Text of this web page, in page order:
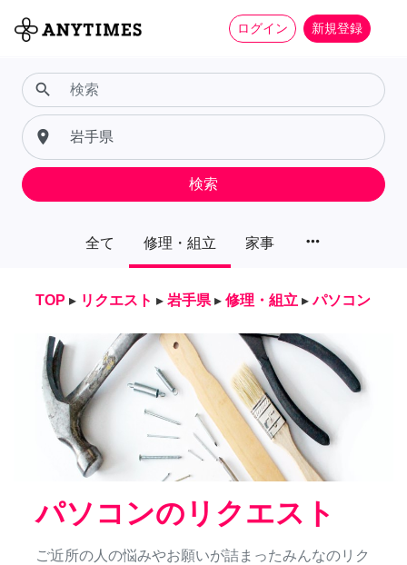
ログイン 新規登録
全て 修理・組立 家事 more_horiz
search
place
検索
TOP ▸ リクエスト ▸ 岩手県 ▸ 修理・組立 ▸ パソコン
パソコンのリクエスト
ご近所の人の悩みやお願いが詰まったみんなのリク